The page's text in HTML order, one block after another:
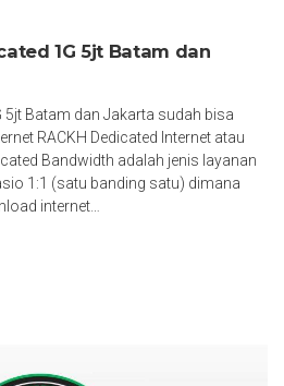
1G 5jt Batam dan
5jt Batam dan Jakarta sudah bisa
RACKH Dedicated Internet atau
Bandwidth adalah jenis layanan
1:1 (satu banding satu) dimana
internet…